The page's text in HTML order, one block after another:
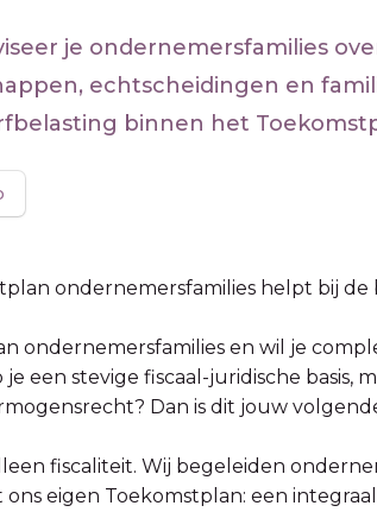
je ondernemersfamilies
echtscheidingen en
binnen het
ondernemersfamilies helpt bij de
ondernemersfamilies en wil je
een stevige fiscaal-juridische basis,
Dan is dit jouw
fiscaliteit. Wij begeleiden
eigen Toekomstplan: een